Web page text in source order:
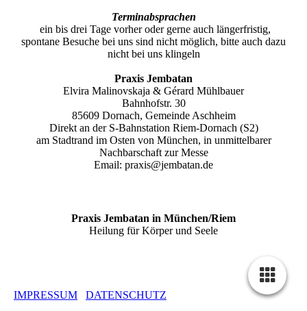
Terminabsprachen
ein bis drei Tage vorher oder gerne auch längerfristig,
spontane Besuche bei uns sind nicht möglich, bitte auch dazu
nicht bei uns klingeln
Praxis Jembatan
Elvira Malinovskaja & Gérard Mühlbauer
Bahnhofstr. 30
85609 Dornach, Gemeinde Aschheim
Direkt an der S-Bahnstation Riem-Dornach (S2)
am Stadtrand im Osten von München, in unmittelbarer
Nachbarschaft zur Messe
Email: praxis@jembatan.de
Praxis Jembatan in München/Riem
Heilung für Körper und Seele
IMPRESSUM DATENSCHUTZ